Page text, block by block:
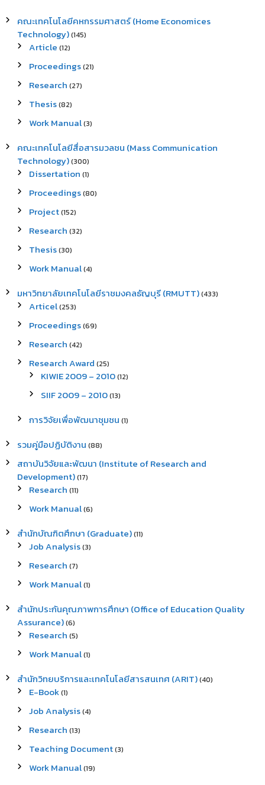
คณะเทคโนโลยีคหกรรมศาสตร์ (Home Economices
Technology)(145)
Article (12)
Proceedings(21)
Research (27)
Thesis(82)
Work Manual(3)
คณะเทคโนโลยีสื่อสารมวลชน (Mass Communication
Technology)(300)
Dissertation (1)
Proceedings(80)
Project(152)
Research (32)
Thesis(30)
Work Manual(4)
มหาวิทยาลัยเทคโนโลยีราชมงคลธัญบุรี (RMUTT)(433)
Articel(253)
Proceedings(69)
Research (42)
Research Award (25)
KIWIE 2009 – 2010(12)
SIIF 2009 – 2010(13)
การวิจัยเพื่อพัฒนาชุมชน (1)
รวมคู่มือปฏิบัติงาน (88)
สถาบันวิจัยและพัฒนา (Institute of Research and
Development)(17)
Research (11)
Work Manual(6)
สำนักบัณฑิตศึกษา (Graduate)(11)
Job Analysis(3)
Research (7)
Work Manual(1)
สำนักประกันคุณภาพการศึกษา (Office of Education Quality
Assurance)(6)
Research (5)
Work Manual(1)
สำนักวิทยบริการและเทคโนโลยีสารสนเทศ (ARIT)(40)
E-Book(1)
Job Analysis(4)
Research (13)
Teaching Document(3)
Work Manual(19)